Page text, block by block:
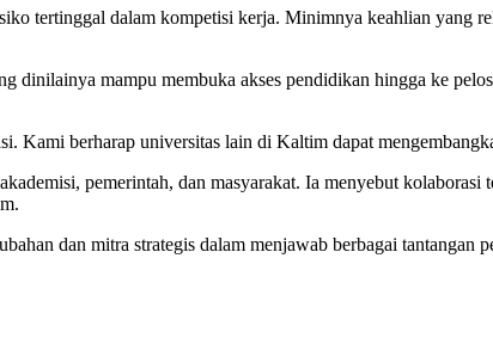
tertinggal dalam kompetisi kerja. Minimnya keahlian yang
dinilainya mampu membuka akses pendidikan hingga ke
Kami berharap universitas lain di Kaltim dapat
pemerintah, dan masyarakat. Ia menyebut
dan mitra strategis dalam menjawab berbagai tantangan